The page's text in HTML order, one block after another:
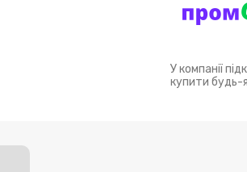
У компанії
купити будь-